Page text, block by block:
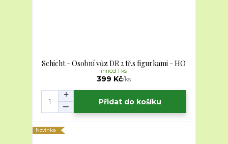
Schicht - Osobní vůz DR 2 tř.s figurkami - HO
399 Kč/ks
ihned 1 ks
Přidat do košíku
Novinka